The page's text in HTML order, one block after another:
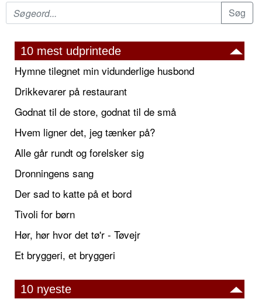
10 mest udprintede
Hymne tilegnet min vidunderlige husbond
Drikkevarer på restaurant
Godnat til de store, godnat til de små
Hvem ligner det, jeg tænker på?
Alle går rundt og forelsker sig
Dronningens sang
Der sad to katte på et bord
Tivoli for børn
Hør, hør hvor det tø'r - Tøvejr
Et bryggeri, et bryggeri
10 nyeste